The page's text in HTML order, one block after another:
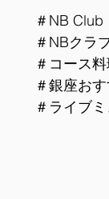
＃NB Club
＃NBクラ
＃コース
＃銀座お
＃ライブ